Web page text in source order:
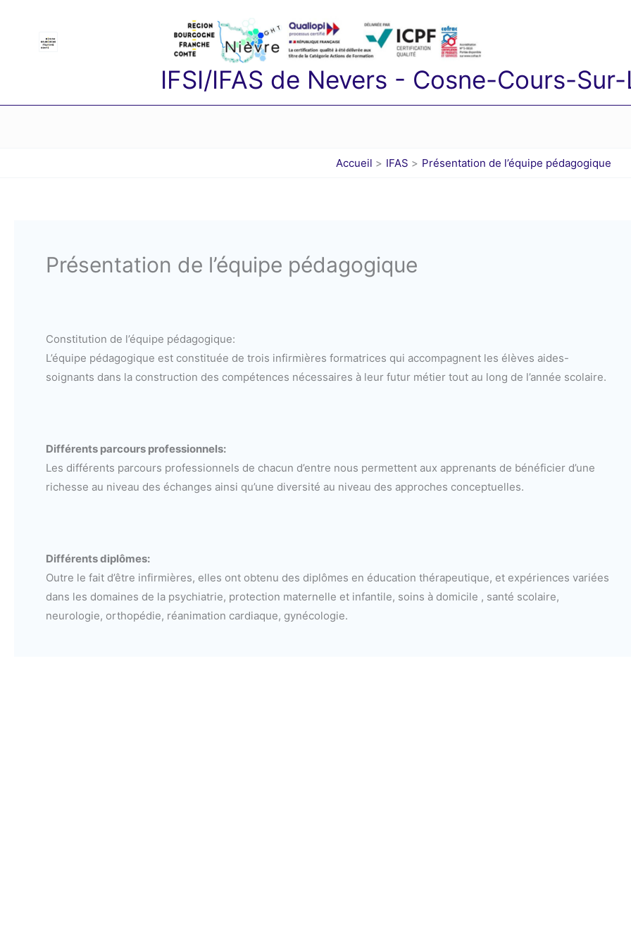
IFSI/IFAS de Nevers - Cosne-Cours-
Accueil IFAS Présentation de l’équipe pédagogique
Présentation de l’équipe pédagogique
Constitution de l’équipe pédagogique:
L’équipe pédagogique est constituée de trois infirmières formatrices qui accompagnent les élèves aides-
soignants dans la construction des compétences nécessaires à leur futur métier tout au long de l’année scolaire.
Différents parcours professionnels:
Les différents parcours professionnels de chacun d’entre nous permettent aux apprenants de bénéficier d’une
richesse au niveau des échanges ainsi qu’une diversité au niveau des approches conceptuelles.
Différents diplômes:
Outre le fait d’être infirmières, elles ont obtenu des diplômes en éducation thérapeutique, et expériences variées
dans les domaines de la psychiatrie, protection maternelle et infantile, soins à domicile , santé scolaire,
neurologie, orthopédie, réanimation cardiaque, gynécologie.